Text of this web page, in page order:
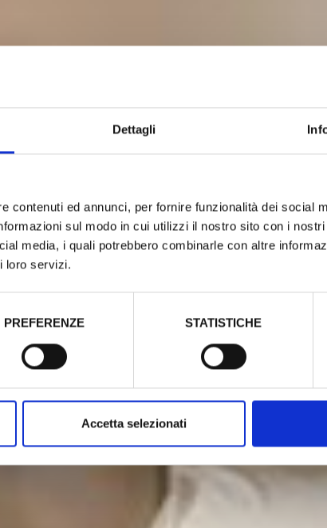
Dettagli
contenuti ed annunci, per fornire funzionalità dei social
sul modo in cui utilizzi il nostro sito con i
media, i quali potrebbero combinarle con altre
loro servizi.
PREFERENZE STATISTICHE
Accetta selezionati
Sur